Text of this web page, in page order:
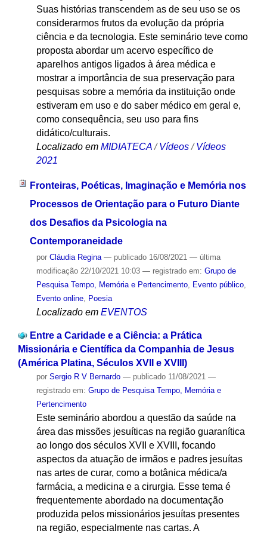
Suas histórias transcendem as de seu uso se os
considerarmos frutos da evolução da própria
ciência e da tecnologia. Este seminário teve como
proposta abordar um acervo específico de
aparelhos antigos ligados à área médica e
mostrar a importância de sua preservação para
pesquisas sobre a memória da instituição onde
estiveram em uso e do saber médico em geral e,
como consequência, seu uso para fins
didático/culturais.
Localizado em MIDIATECA /Vídeos /Vídeos
2021
Fronteiras, Poéticas, Imaginação e Memória nos
Processos de Orientação para o Futuro Diante
dos Desafios da Psicologia na
Contemporaneidade
por Cláudia Regina — publicado16/08/2021 — última
modificação22/10/2021 10:03 — registrado em: Grupo de
Pesquisa Tempo, Memória e Pertencimento, Evento público,
Evento online, Poesia
Localizado em EVENTOS
Entre a Caridade e a Ciência: a Prática
Missionária e Científica da Companhia de Jesus
(América Platina, Séculos XVII e XVIII)
por Sergio R V Bernardo — publicado11/08/2021 —
registrado em: Grupo de Pesquisa Tempo, Memória e
Pertencimento
Este seminário abordou a questão da saúde na
área das missões jesuíticas na região guaranítica
ao longo dos séculos XVII e XVIII, focando
aspectos da atuação de irmãos e padres jesuítas
nas artes de curar, como a botânica médica/a
farmácia, a medicina e a cirurgia. Esse tema é
frequentemente abordado na documentação
produzida pelos missionários jesuítas presentes
na região, especialmente nas cartas. A